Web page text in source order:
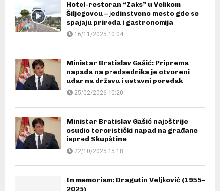
Hotel-restoran “Zaks” u Velikom
Šiljegovcu – jedinstveno mesto gde se
spajaju priroda i gastronomija
16/11/2025 10:04
Ministar Bratislav Gašić: Priprema
napada na predsednika je otvoreni
udar na državu i ustavni poredak
25/02/2026 10:20
Ministar Bratislav Gašić najoštrije
osudio teroristički napad na građane
ispred Skupštine
22/10/2025 15:18
In memoriam: Dragutin Veljković (1955–
2025)